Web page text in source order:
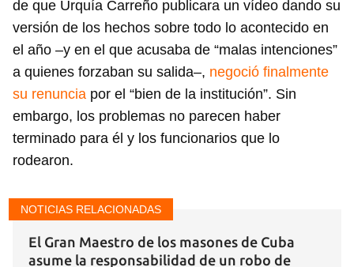
Guardar como favorito
Para poder guardar como favorito, primero has de
iniciar sesión con tu cuenta de 14ymedio.
INICIAR SESIÓN CANCELAR
de que Urquía Carreño publicara un vídeo dando su
versión de los hechos sobre todo lo acontecido en
el año –y en el que acusaba de “malas intenciones”
a quienes forzaban su salida–, negoció finalmente
su renuncia por el “bien de la institución”. Sin
embargo, los problemas no parecen haber
terminado para él y los funcionarios que lo
rodearon.
NOTICIAS RELACIONADAS
El Gran Maestro de los masones de Cuba
asume la responsabilidad de un robo de